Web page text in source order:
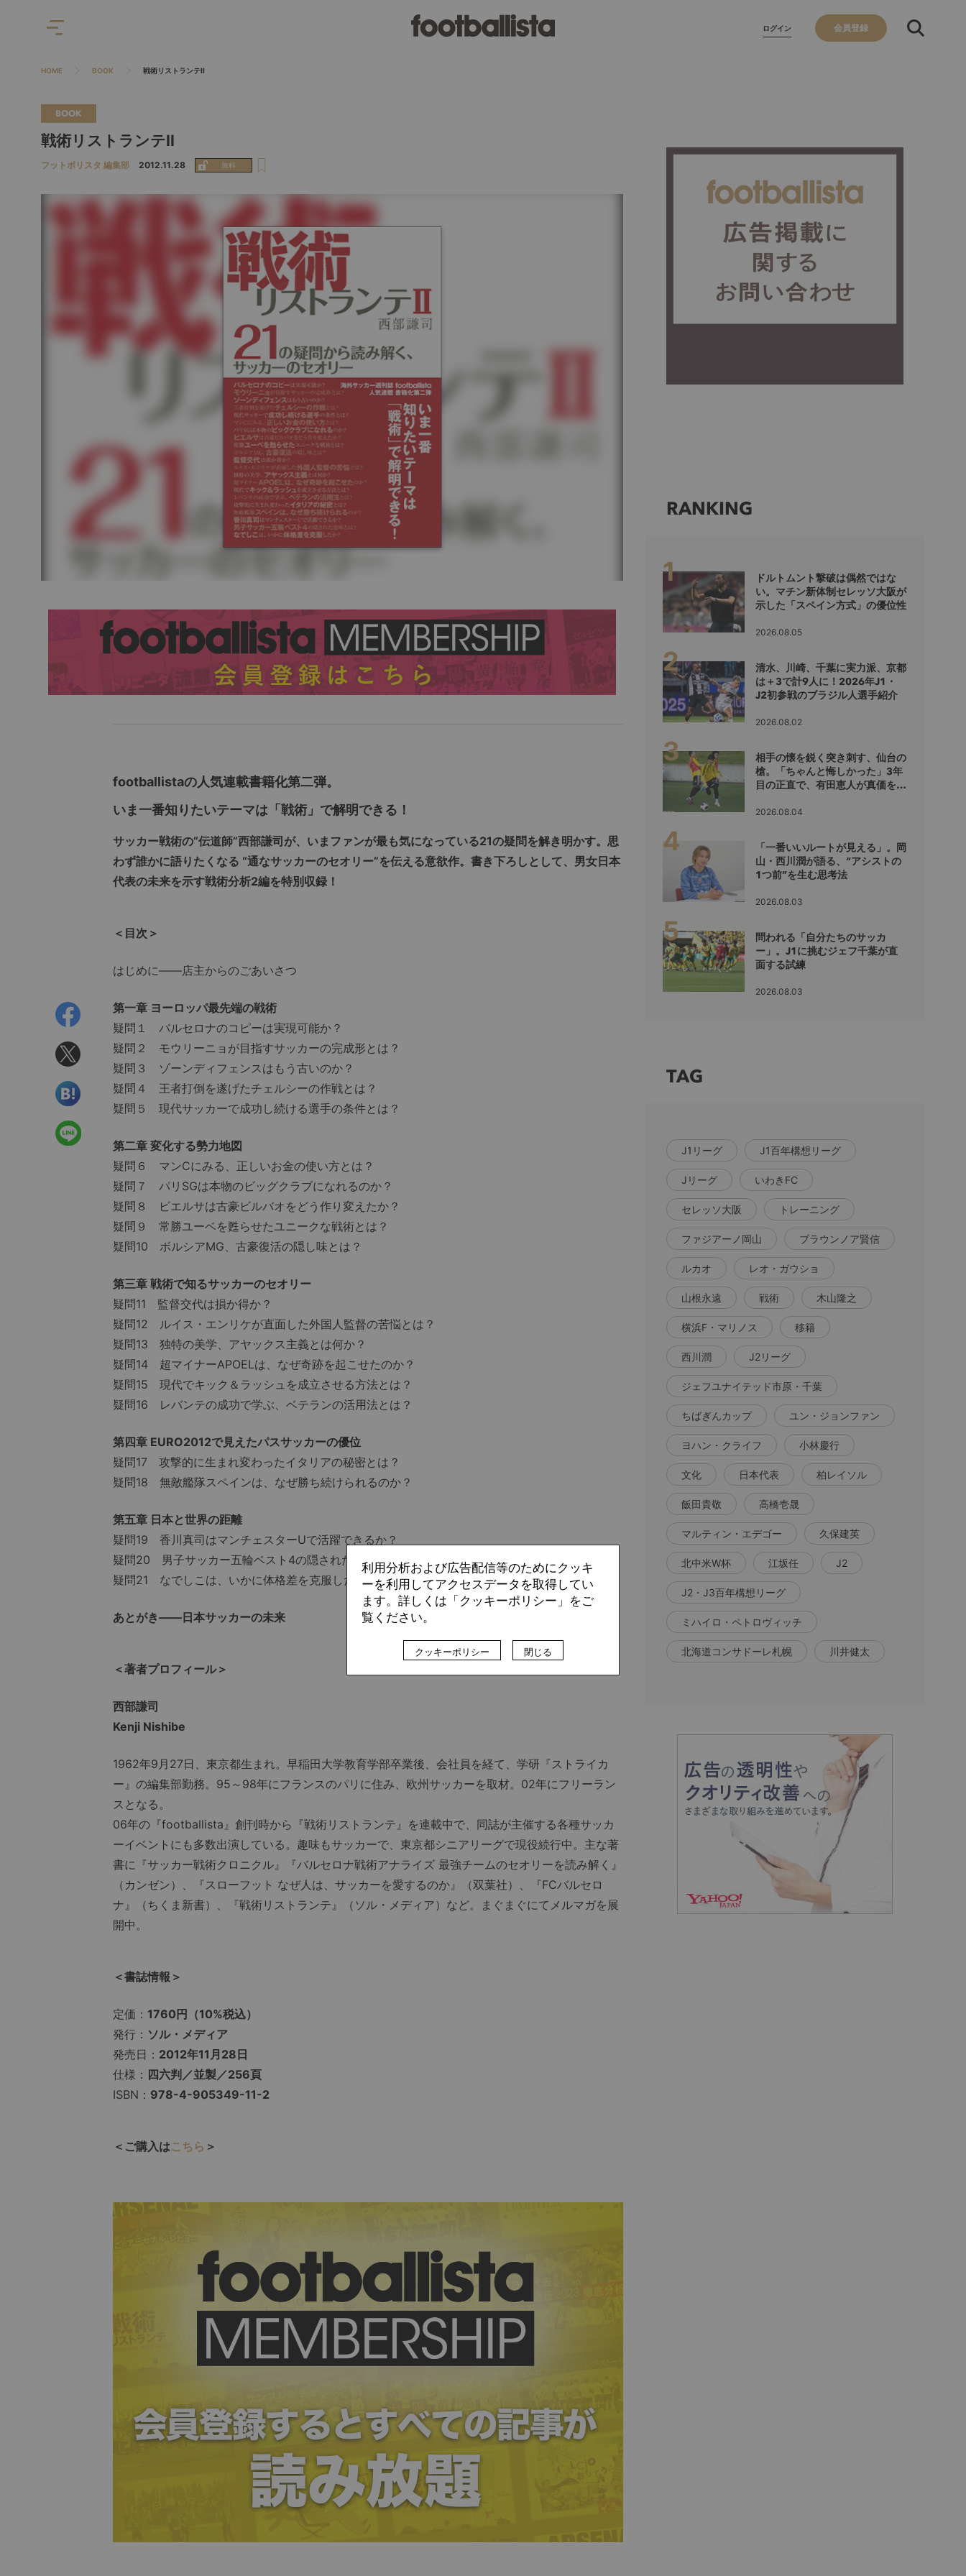
ログイン 会員登録
HOME BOOK 戦術リストランテII
BOOK
戦術リストランテII
フットボリスタ 編集部 2012.11.28
footballistaの人気連載書籍化第二弾。
いま一番知りたいテーマは「戦術」で解明できる！
サッカー戦術の“伝道師”西部謙司が、いまファンが最も気になっている21の疑問を解き明かす。思
わず誰かに語りたくなる “通なサッカーのセオリー”を伝える意欲作。書き下ろしとして、男女日本
代表の未来を示す戦術分析2編を特別収録！
＜目次＞
はじめに――店主からのごあいさつ
第一章 ヨーロッパ最先端の戦術
疑問１ バルセロナのコピーは実現可能か？
疑問２ モウリーニョが目指すサッカーの完成形とは？
疑問３ ゾーンディフェンスはもう古いのか？
疑問４ 王者打倒を遂げたチェルシーの作戦とは？
疑問５ 現代サッカーで成功し続ける選手の条件とは？
第二章 変化する勢力地図
疑問６ マンCにみる、正しいお金の使い方とは？
疑問７ パリSGは本物のビッグクラブになれるのか？
疑問８ ビエルサは古豪ビルバオをどう作り変えたか？
疑問９ 常勝ユーベを甦らせたユニークな戦術とは？
疑問10 ボルシアMG、古豪復活の隠し味とは？
第三章 戦術で知るサッカーのセオリー
疑問11 監督交代は損か得か？
疑問12 ルイス・エンリケが直面した外国人監督の苦悩とは？
疑問13 独特の美学、アヤックス主義とは何か？
疑問14 超マイナーAPOELは、なぜ奇跡を起こせたのか？
疑問15 現代でキック＆ラッシュを成立させる方法とは？
疑問16 レバンテの成功で学ぶ、ベテランの活用法とは？
第四章 EURO2012で見えたパスサッカーの優位
疑問17 攻撃的に生まれ変わったイタリアの秘密とは？
疑問18 無敵艦隊スペインは、なぜ勝ち続けられるのか？
第五章 日本と世界の距離
疑問19 香川真司はマンチェスターUで活躍できるか？
疑問20 男子サッカー五輪ベスト4の隠された意味とは？
疑問21 なでしこは、いかに体格差を克服したか？
あとがき――日本サッカーの未来
＜著者プロフィール＞
西部謙司
Kenji Nishibe
1962年9月27日、東京都生まれ。早稲田大学教育学部卒業後、会社員を経て、学研『ストライカ
ー』の編集部勤務。95～98年にフランスのパリに住み、欧州サッカーを取材。02年にフリーラン
スとなる。
06年の『footballista』創刊時から『戦術リストランテ』を連載中で、同誌が主催する各種サッカ
ーイベントにも多数出演している。趣味もサッカーで、東京都シニアリーグで現役続行中。主な著
書に『サッカー戦術クロニクル』『バルセロナ戦術アナライズ 最強チームのセオリーを読み解く』
（カンゼン）、『スローフット なぜ人は、サッカーを愛するのか』（双葉社）、『FCバルセロ
ナ』（ちくま新書）、『戦術リストランテ』（ソル・メディア）など。まぐまぐにてメルマガを展
開中。
＜書誌情報＞
定価： 1760円（10%税込）
発行： ソル・メディア
発売日： 2012年11月28日
仕様： 四六判／並製／256頁
ISBN： 978-4-905349-11-2
＜ご購入はこちら ＞
RANKING
ドルトムント撃破は偶然ではな
い。マチン新体制セレッソ大阪が
示した「スペイン方式」の優位性
2026.08.05
清水、川崎、千葉に実力派、京都
は＋3で計9人に！2026年J1・
J2初参戦のブラジル人選手紹介
2026.08.02
相手の懐を鋭く突き刺す、仙台の
槍。「ちゃんと悔しかった」3年
目の正直で、有田恵人が真価を示
2026.08.04
「一番いいルートが見える」。岡
山・西川潤が語る、“アシストの
1つ前”を生む思考法
2026.08.03
問われる「自分たちのサッカ
ー」。J1に挑むジェフ千葉が直
面する試練
2026.08.03
TAG
J1リーグ J1百年構想リーグ
Jリーグ いわきFC
セレッソ大阪 トレーニング
ファジアーノ岡山 ブラウンノア賢信
ルカオ レオ・ガウショ
山根永遠 戦術 木山隆之
横浜F・マリノス 移籍
西川潤 J2リーグ
ジェフユナイテッド市原・千葉
ちばぎんカップ ユン・ジョンファン
ヨハン・クライフ 小林慶行
文化 日本代表 柏レイソル
飯田貴敬 高橋壱晟
マルティン・エデゴー 久保建英
北中米W杯 江坂任 J2
J2・J3百年構想リーグ
ミハイロ・ペトロヴィッチ
北海道コンサドーレ札幌 川井健太
利用分析および広告配信等のためにクッキ
ーを利用してアクセスデータを取得してい
ます。詳しくは「クッキーポリシー」をご
覧ください。
クッキーポリシー 閉じる